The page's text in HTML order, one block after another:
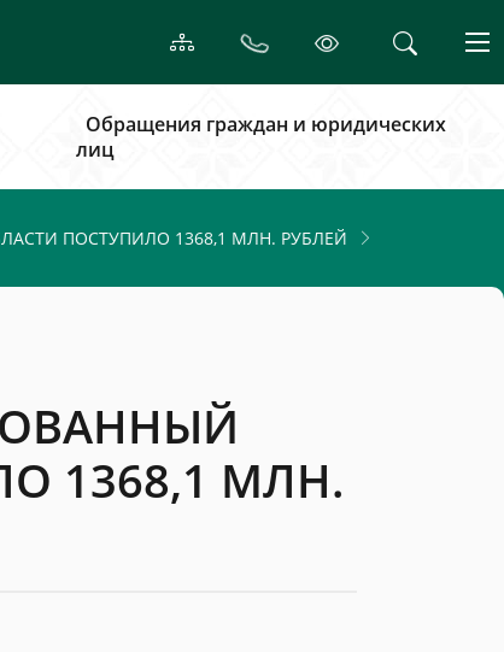
Обращения граждан и юридических
лиц
ПОСТУПИЛО 1368,1 МЛН. РУБЛЕЙ
1368,1 МЛН.